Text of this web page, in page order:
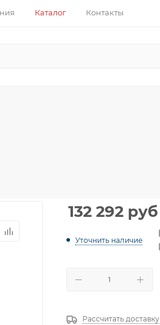
Каталог Контакты
132 292 руб
Уточнить наличие
Рассчитать доставку